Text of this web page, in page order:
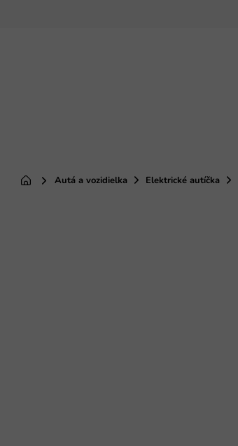
DomovAutá a vozidielka Elektrické autíčka